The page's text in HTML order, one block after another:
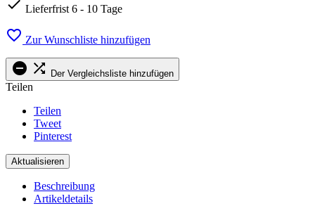
 Lieferfrist 6 - 10 Tage
 Zur Wunschliste hinzufügen
  Der Vergleichsliste hinzufügen
Teilen
Teilen
Tweet
Pinterest
Beschreibung
Artikeldetails